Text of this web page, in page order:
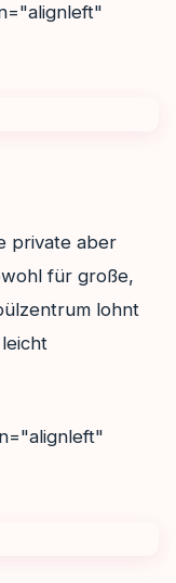
private aber
für große,
lohnt